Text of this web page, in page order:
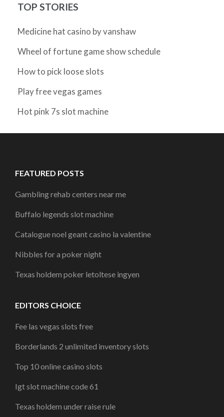
TOP STORIES
Medicine hat casino by vanshaw
Wheel of fortune game show schedule
How to pick loose slots
Play free vegas games
Hot pink 7s slot machine
FEATURED POSTS
Gambling rehab centers near me
Buffalo legends slot machine
Catalogue noel geant casino la valentine
Nibbles for a poker night
Texas holdem poker letoltese ingyen
EDITORS CHOICE
Fee las vegas slots free
Borderlands 2 unlimited inventory slots
Top 10 online casino slots
Igt slot machine code 61
Texas holdem under raise rule